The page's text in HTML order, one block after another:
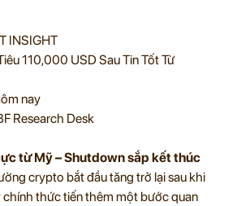
INSIGHT
110,000 USD Sau Tin Tốt Từ
nay
Research Desk
từ Mỹ – Shutdown sắp kết thúc
crypto bắt đầu tăng trở lại sau khi
thức tiến thêm một bước quan